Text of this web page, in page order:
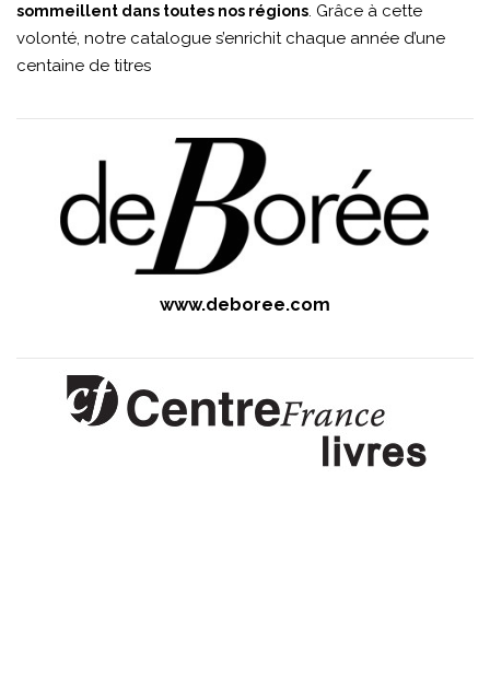
sommeillent dans toutes nos régions. Grâce à cette
volonté, notre catalogue s’enrichit chaque année d’une
centaine de titres
www.deboree.com